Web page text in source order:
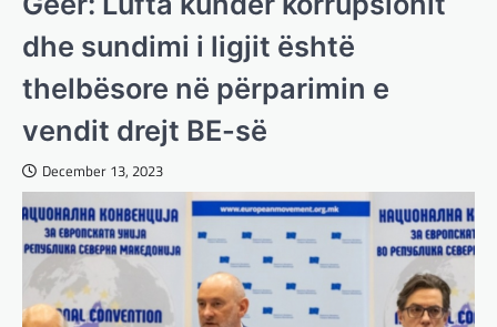
dhe sundimi i ligjit është
thelbësore në përparimin e
vendit drejt BE-së
December 13, 2023